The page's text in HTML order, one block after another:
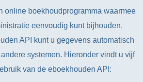
online boekhoudprogramma waarmee
eenvoudig kunt bijhouden.
API kunt u gegevens automatisch
systemen. Hieronder vindt u vijf
van de eboekhouden API: